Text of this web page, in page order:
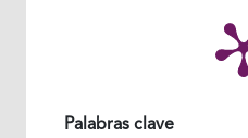
Palabras clave